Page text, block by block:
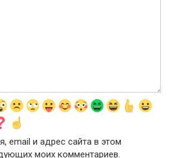
email и адрес сайта в этом
моих комментариев.